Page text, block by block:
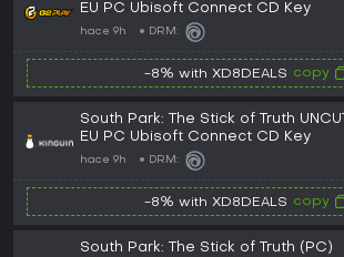
EU PC Ubisoft Connect CD Key
hace 9h DRM:
-8% with XD8DEALS copy
South Park: The Stick of Truth UNCUT
EU PC Ubisoft Connect CD Key
hace 9h DRM:
-8% with XD8DEALS copy
South Park: The Stick of Truth (PC)